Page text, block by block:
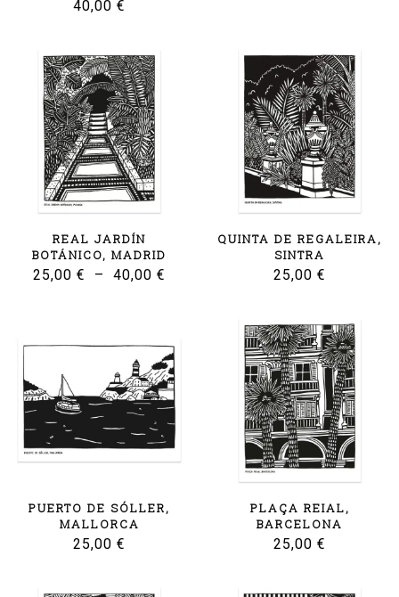
40,00 €
REAL JARDÍN
BOTÁNICO, MADRID
25,00 € – 40,00 €
25,00 €
à
40,00 €
QUINTA DE REGALEIRA,
SINTRA
25,00 €
PUERTO DE SÓLLER,
MALLORCA
25,00 €
PLAÇA REIAL,
BARCELONA
25,00 €